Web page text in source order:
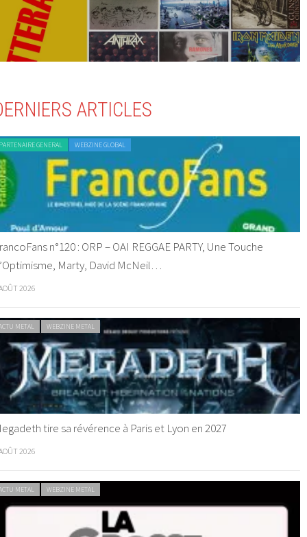
ARTICLES
GENERAL WEBZINE GLOBAL
n°120 : ORP – OAI REGGAE PARTY, Une Touche
Marty, David McNeil…
2026
METAL WEBZINE METAL
tire sa révérence à Paris et Lyon en 2027
2026
METAL WEBZINE METAL